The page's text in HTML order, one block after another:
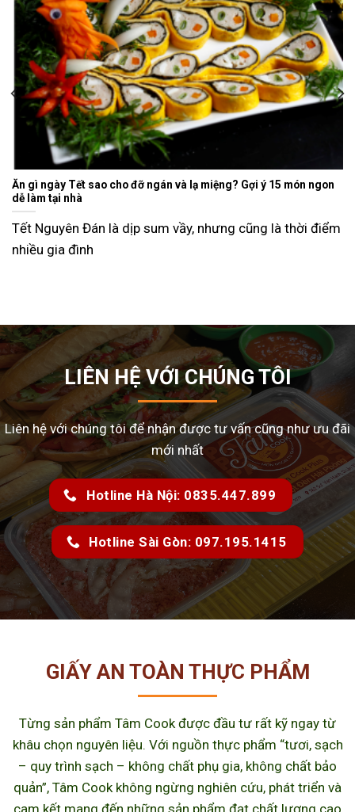
Ăn gì ngày Tết sao cho đỡ ngán và lạ miệng? Gợi ý 15 món ngon
dễ làm tại nhà
Tết Nguyên Đán là dịp sum vầy, nhưng cũng là thời điểm
nhiều gia đình
LIÊN HỆ VỚI CHÚNG TÔI
Liên hệ với chúng tôi để nhận được tư vấn cũng như ưu đãi
mới nhất
Hotline Hà Nội: 0835.447.899
Hotline Sài Gòn: 097.195.1415
GIẤY AN TOÀN THỰC PHẨM
Từng sản phẩm Tâm Cook được đầu tư rất kỹ ngay từ
khâu chọn nguyên liệu. Với nguồn thực phẩm “tươi, sạch
– quy trình sạch – không chất phụ gia, không chất bảo
quản”, Tâm Cook không ngừng nghiên cứu, phát triển và
cam kết mang đến những sản phẩm đạt chất lượng cao